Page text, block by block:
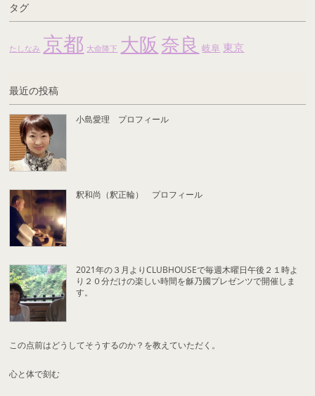
タグ
たしなみ 京都 大命降下 大阪 奈良 岐阜 東京
最近の投稿
小島愛理 プロフィール
釈和尚（釈正輪） プロフィール
2021年の３月よりCLUBHOUSEで毎週木曜日午後２１時よ
り２０分だけの楽しい時間を龢乃國プレゼンツで開催しま
す。
この点前はどうしてそうするのか？を教えていただく。
心と体で刻む